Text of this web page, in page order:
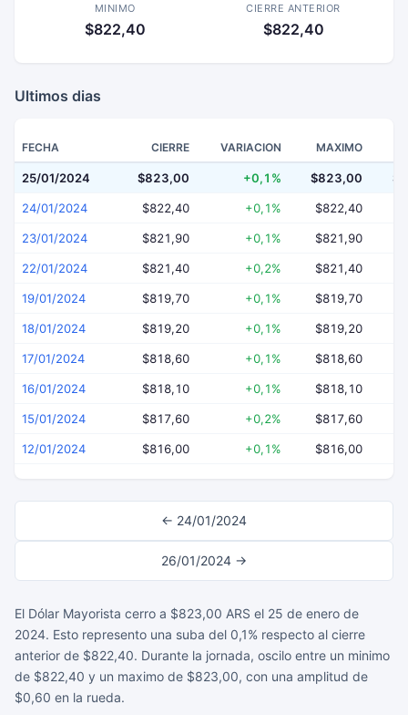
MINIMO
$822,40
CIERRE ANTERIOR
$822,40
Ultimos dias
FECHA CIERRE VARIACION MAXIMO
25/01/2024 $823,00 +0,1% $823,00
24/01/2024 $822,40 +0,1% $822,40
23/01/2024 $821,90 +0,1% $821,90
22/01/2024 $821,40 +0,2% $821,40
19/01/2024 $819,70 +0,1% $819,70
18/01/2024 $819,20 +0,1% $819,20
17/01/2024 $818,60 +0,1% $818,60
16/01/2024 $818,10 +0,1% $818,10
15/01/2024 $817,60 +0,2% $817,60
12/01/2024 $816,00 +0,1% $816,00
← 24/01/2024
26/01/2024 →
El Dólar Mayorista cerro a $823,00 ARS el 25 de enero de
2024. Esto represento una suba del 0,1% respecto al cierre
anterior de $822,40. Durante la jornada, oscilo entre un minimo
de $822,40 y un maximo de $823,00, con una amplitud de
$0,60 en la rueda.